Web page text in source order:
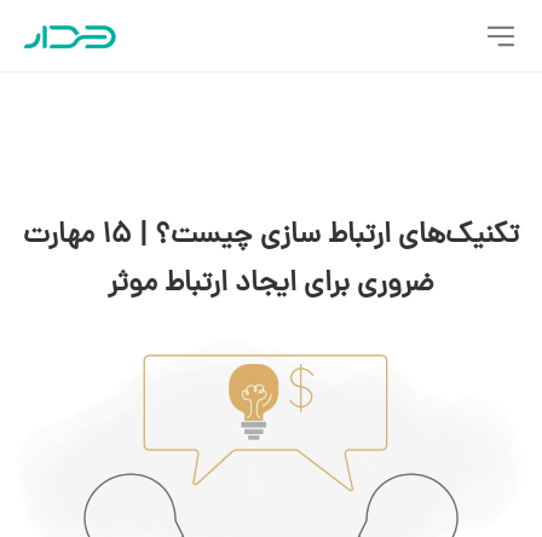
تکنیک‌های ارتباط سازی چیست؟ | ۱۵ مهارت
ضروری برای ایجاد ارتباط موثر